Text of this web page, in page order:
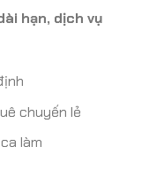
hạn, dịch vụ
chuyến lẻ
làm